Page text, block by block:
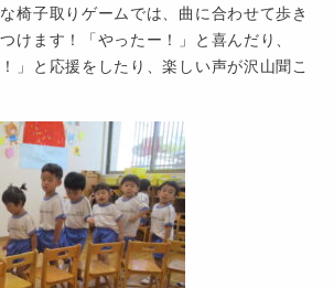
椅子取りゲームでは、曲に合わせて歩き
けます！「やったー！」と喜んだり、
」と応援をしたり、楽しい声が沢山聞こ